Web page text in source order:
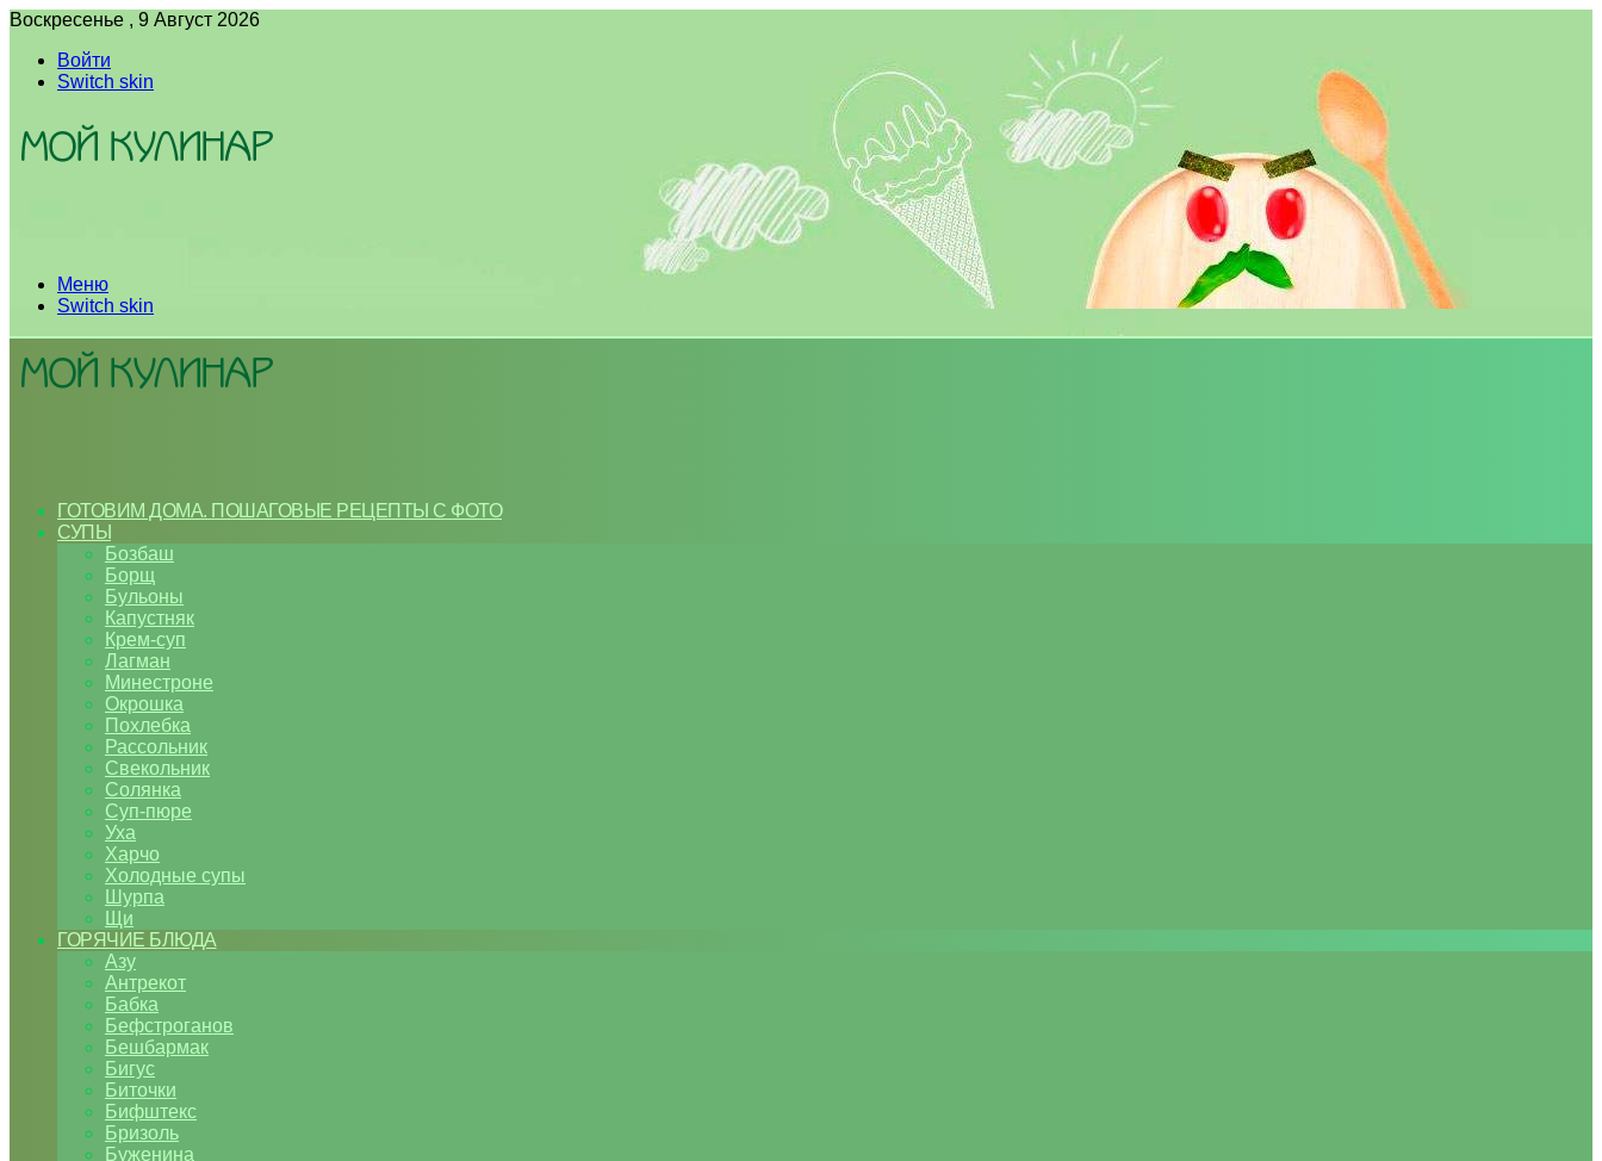
Воскресенье , 9 Август 2026
Войти
Switch skin
Меню
Switch skin
ГОТОВИМ ДОМА. ПОШАГОВЫЕ РЕЦЕПТЫ С ФОТО
СУПЫ
Бозбаш
Борщ
Бульоны
Капустняк
Крем-суп
Лагман
Минестроне
Окрошка
Похлебка
Рассольник
Свекольник
Солянка
Суп-пюре
Уха
Харчо
Холодные супы
Шурпа
Щи
ГОРЯЧИЕ БЛЮДА
Азу
Антрекот
Бабка
Бефстроганов
Бешбармак
Бигус
Биточки
Бифштекс
Бризоль
Буженина